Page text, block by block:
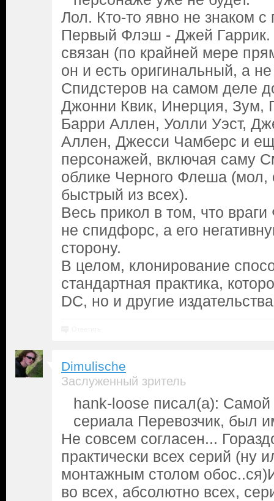
Лол. Кто-то явно не знаком с
Первый Флэш - Джей
связан (по крайней мере
он и есть оригинальный, а
Спидстеров на самом деле
Джонни Квик, Инерция, Зум,
Барри Аллен, Уолли Уэст,
Аллен, Джесси Чамберс и
персонажей, включая саму
облике Черного Флеша (мол,
быстрый из всех).
Весь прикол в том, что
не спидфорс, а его
сторону.
В целом, клонирование
стандартная практика,
DC, но и другие
Dimulische
Заслуженный зритель
hank-loose писал(а):
сериала Перевозчик, был
Не совсем согласен...
практически всех серий (ну
монтажным столом
во всех, абсолютно всех,